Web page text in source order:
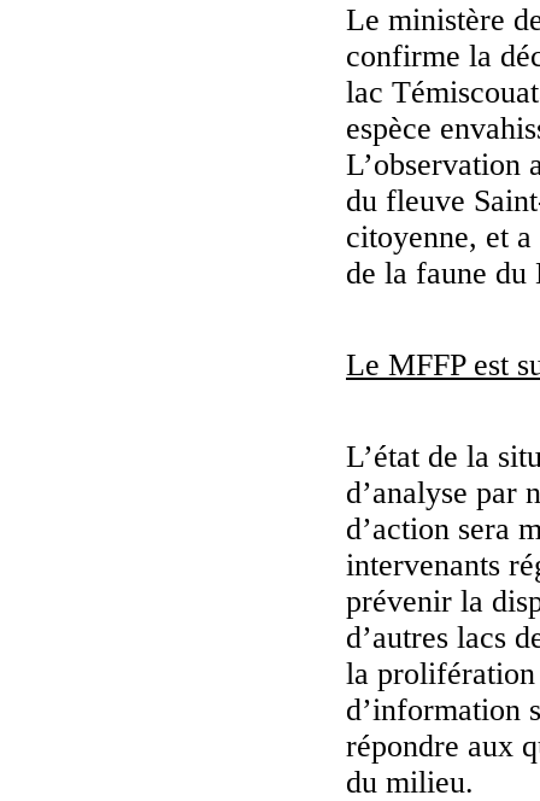
Le ministère
confirme la
lac
espèce
L’observation
du fleuve
citoyenne, et
de la faune du
Le MFFP est
L’état de la
d’analyse par
d’action sera
intervenants
prévenir la
d’autres lacs
la prolifération
d’information
répondre aux
du milieu.